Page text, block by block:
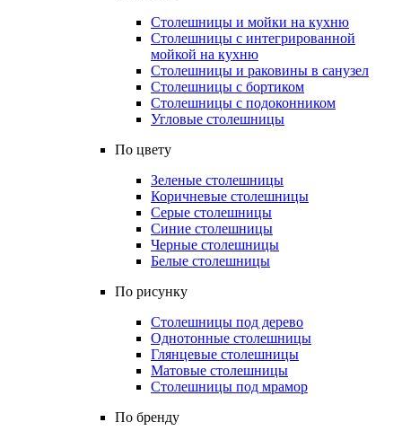
Столешницы и мойки на кухню
Столешницы с интегрированной
мойкой на кухню
Столешницы и раковины в санузел
Столешницы с бортиком
Столешницы с подоконником
Угловые столешницы
По цвету
Зеленые столешницы
Коричневые столешницы
Серые столешницы
Синие столешницы
Черные столешницы
Белые столешницы
По рисунку
Столешницы под дерево
Однотонные столешницы
Глянцевые столешницы
Матовые столешницы
Столешницы под мрамор
По бренду